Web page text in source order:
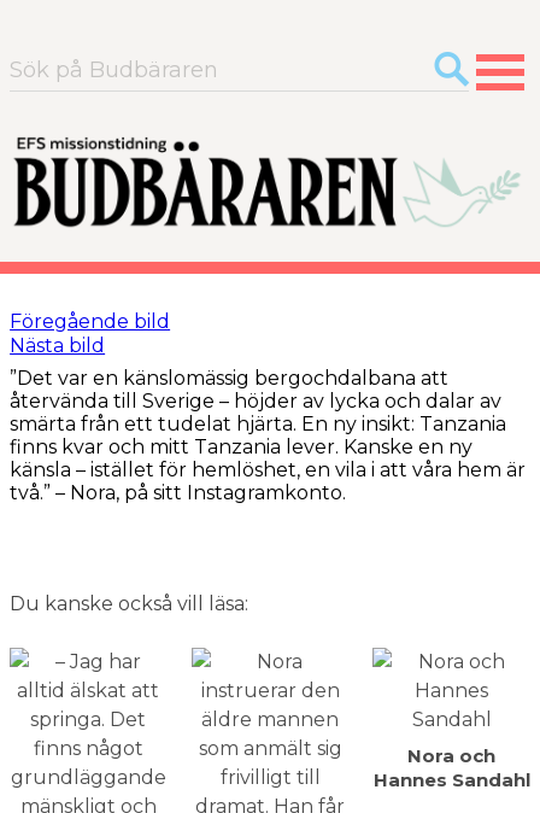
Sök
efter:
Föregående bild
Nästa bild
”Det var en känslomässig bergochdalbana att
återvända till Sverige – höjder av lycka och dalar av
smärta från ett tudelat hjärta. En ny insikt: Tanzania
finns kvar och mitt Tanzania lever. Kanske en ny
känsla – istället för hemlöshet, en vila i att våra hem är
två.” – Nora, på sitt Instagramkonto.
Du kanske också vill läsa:
Nora och
Hannes Sandahl